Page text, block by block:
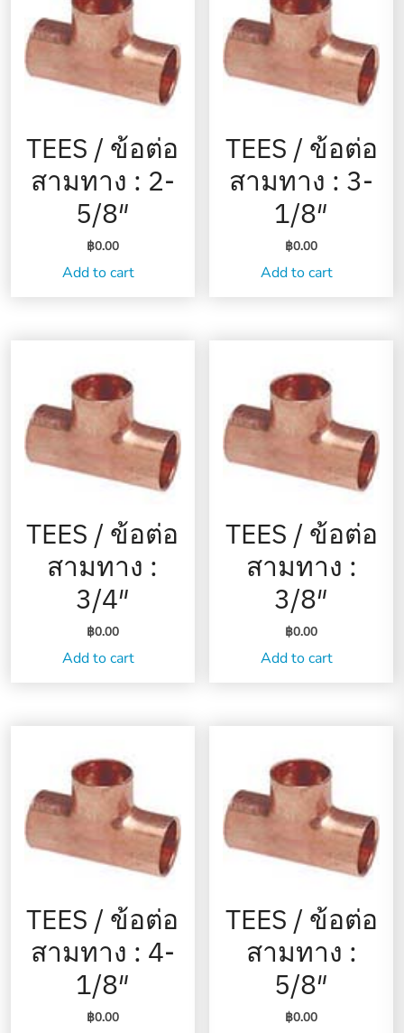
TEES / ข้อต่อ
สามทาง : 2-
5/8″
฿0.00
Add to cart
TEES / ข้อต่อ
สามทาง : 3-
1/8″
฿0.00
Add to cart
TEES / ข้อต่อ
สามทาง :
3/4″
฿0.00
Add to cart
TEES / ข้อต่อ
สามทาง :
3/8″
฿0.00
Add to cart
TEES / ข้อต่อ
สามทาง : 4-
1/8″
฿0.00
TEES / ข้อต่อ
สามทาง :
5/8″
฿0.00